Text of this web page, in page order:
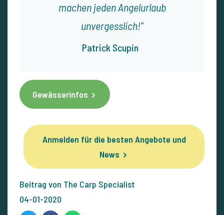
machen jeden Angelurlaub
unvergesslich!
Patrick Scupin
Gewässerinfos
Anmelden für die besten Angebote und
News
Beitrag von The Carp Specialist
04-01-2020